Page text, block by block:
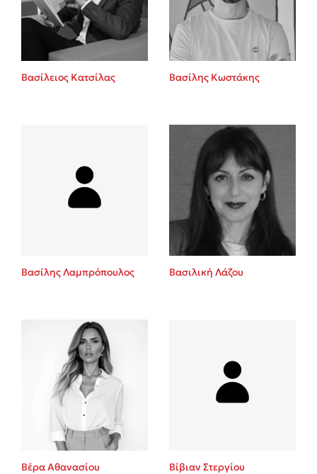
Κώστας Κρομμύδας
Ιωάννης Γλωσσόπουλος
Ένας γίγαντας στο σχολείο
Δανάη Δεληγεώργη
Mel Robbins
Η μέθοδος Αφήστε τους
Βασίλειος Κατσίλας Βασίλης Κωστάκης
Βασίλης Λαμπρόπουλος Βασιλική Λάζου
Βέρα Αθανασίου Βίβιαν Στεργίου